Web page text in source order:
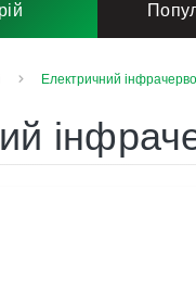
Електричний